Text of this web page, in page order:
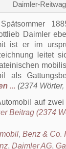
Daimler-
Daimler
ist er im
leitet
als
... (2374
auf
Beitrag (2374
, Benz & Co.
, Daimler AG,